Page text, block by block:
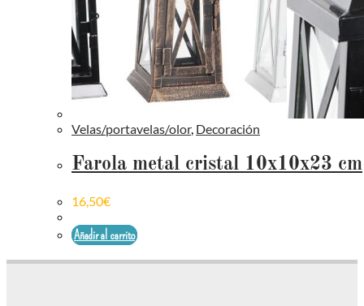
Velas/portavelas/olor, Decoración
Farola metal cristal 10x10x23 cm
16,50€
Añadir al carrito